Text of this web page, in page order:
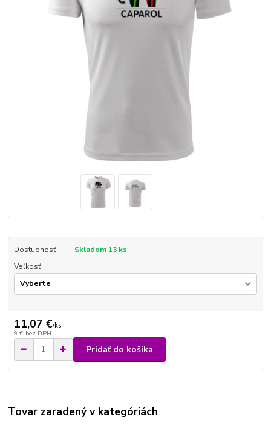
Dostupnosť
Skladom 13 ks
Veľkosť
11,07 €/ks
9 € bez DPH
Pridať do košíka
Tovar zaradený v kategóriách